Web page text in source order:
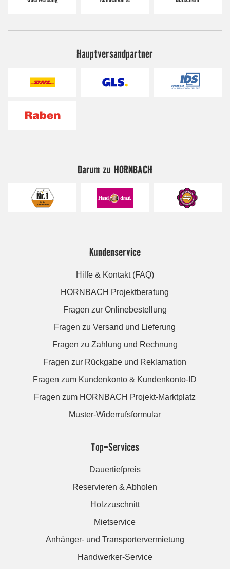
Hauptversandpartner
Darum zu HORNBACH
Kundenservice
Hilfe & Kontakt (FAQ)
HORNBACH Projektberatung
Fragen zur Onlinebestellung
Fragen zu Versand und Lieferung
Fragen zu Zahlung und Rechnung
Fragen zur Rückgabe und Reklamation
Fragen zum Kundenkonto & Kundenkonto-ID
Fragen zum HORNBACH Projekt-Marktplatz
Muster-Widerrufsformular
Top-Services
Dauertiefpreis
Reservieren & Abholen
Holzzuschnitt
Mietservice
Anhänger- und Transportervermietung
Handwerker-Service